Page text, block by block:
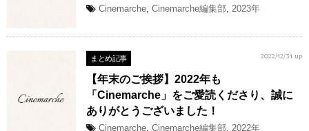
Cinemarche, Cinemarche編集部, 2023年
まとめ記事 2022/12/31 up
【年末のご挨拶】2022年も
「Cinemarche」をご愛読くださり、誠に
ありがとうございました！
Cinemarche, Cinemarche編集部, 2022年